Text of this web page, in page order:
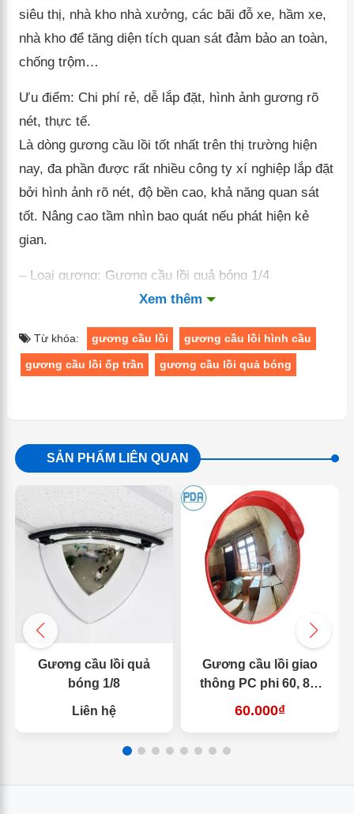
siêu thị, nhà kho nhà xưởng, các bãi đỗ xe, hầm xe,
nhà kho để tăng diện tích quan sát đảm bảo an toàn,
chống trộm…
Ưu điểm: Chi phí rẻ, dễ lắp đặt, hình ảnh gương rõ
nét, thực tế.
Là dòng gương cầu lồi tốt nhất trên thị trường hiện
nay, đa phần được rất nhiều công ty xí nghiệp lắp đặt
bởi hình ảnh rõ nét, độ bền cao, khả năng quan sát
tốt. Nâng cao tầm nhìn bao quát nếu phát hiện kẻ
gian.
– Loại gương: Gương cầu lồi quả bóng 1/4
– Mặt gương: Mặt Acrylic
– Màu sắc: Viền gương màu đen
Xem thêm
Từ khóa: gương cầu lồi gương cầu lồi hình cầu
gương cầu lồi ốp trần gương cầu lồi quả bóng
SẢN PHẨM LIÊN QUAN
Gương cầu lồi quả
bóng 1/8
Liên hệ
Gương cầu lồi giao
thông PC phi 60, 80,
60.000₫